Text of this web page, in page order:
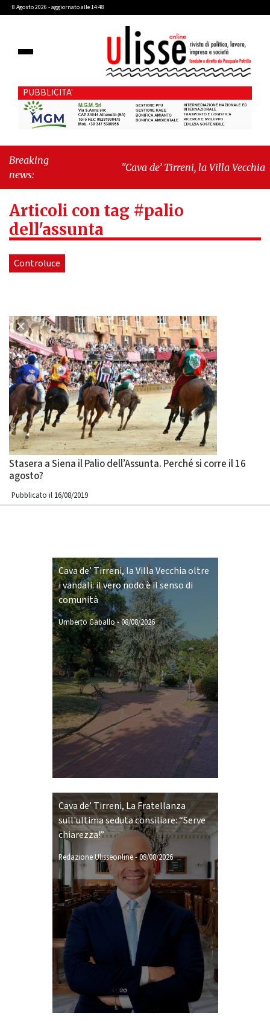
8 Agosto 2026 - aggiornato alle 14:48
PUBBLICITA'
Breaking
news:
"Cava de’ Tirreni, la Villa Vecchia
Fratellanza sull'ultima seduta
Articoli con tag #palio
dell'assunta
Controluce
Stasera a Siena il Palio dell’Assunta. Perché si corre il 16
agosto?
Pubblicato il 16/08/2019
Cava de’ Tirreni, la Villa Vecchia oltre
i vandali: il vero nodo è il senso di
comunità
Umberto Gaballo-08/08/2026
Cava de’ Tirreni, La Fratellanza
sull'ultima seduta consiliare: “Serve
chiarezza!”
Redazione Ulisseonline-08/08/2026